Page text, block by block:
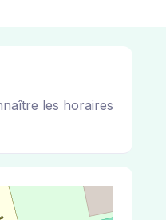
les horaires